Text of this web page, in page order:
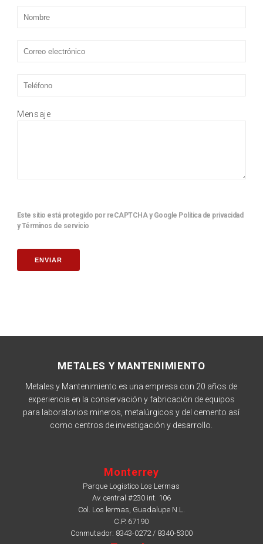
Mensaje
Este sitio está protegido por reCAPTCHA y Google Política de privacidad
yTérminos de servicio
METALES Y MANTENIMIENTO
Metales y Mantenimiento es una empresa con 20 años de
experiencia en la conservación y fabricación de equipos
para laboratorios mineros, metalúrgicos y del cemento así
como centros de investigación y desarrollo.
Monterrey
Parque Logistico Los Lermas
Av. central #230 int. 106
Col. Los lermas, Guadalupe N.L.
C.P. 67190
Conmutador: 8343-0272 / 8340-5300